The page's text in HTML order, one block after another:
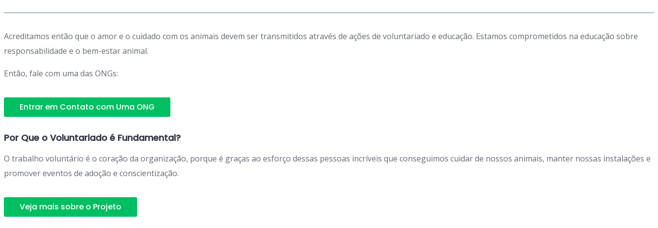
Acreditamos então que o amor e o cuidado com os animais devem ser transmitidos através de ações de voluntariado e educação. Estamos comprometidos na educação sobre
responsabilidade e o bem-estar animal.
Então, fale com uma das ONGs:
Entrar em Contato com Uma ONG
Por Que o Voluntariado é Fundamental?
O trabalho voluntário é o coração da organização, porque é graças ao esforço dessas pessoas incríveis que conseguimos cuidar de nossos animais, manter nossas instalações e
promover eventos de adoção e conscientização.
Veja mais sobre o Projeto